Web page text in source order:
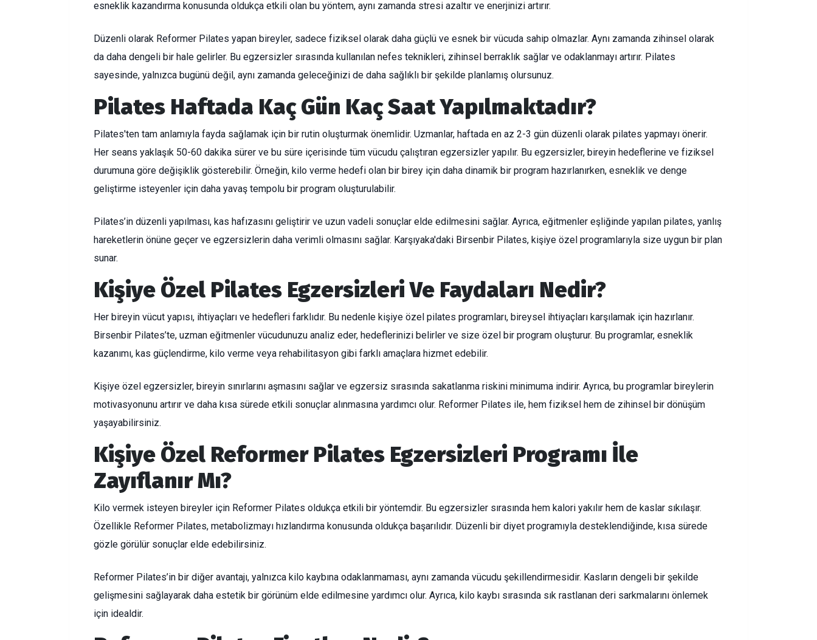
esneklik kazandırma konusunda oldukça etkili olan bu yöntem, aynı zamanda stresi azaltır ve enerjinizi artırır.
Düzenli olarak Reformer Pilates yapan bireyler, sadece fiziksel olarak daha güçlü ve esnek bir vücuda sahip olmazlar. Aynı zamanda zihinsel olarak
da daha dengeli bir hale gelirler. Bu egzersizler sırasında kullanılan nefes teknikleri, zihinsel berraklık sağlar ve odaklanmayı artırır. Pilates
sayesinde, yalnızca bugünü değil, aynı zamanda geleceğinizi de daha sağlıklı bir şekilde planlamış olursunuz.
Pilates Haftada Kaç Gün Kaç Saat Yapılmaktadır?
Pilates'ten tam anlamıyla fayda sağlamak için bir rutin oluşturmak önemlidir. Uzmanlar, haftada en az 2-3 gün düzenli olarak pilates yapmayı önerir.
Her seans yaklaşık 50-60 dakika sürer ve bu süre içerisinde tüm vücudu çalıştıran egzersizler yapılır. Bu egzersizler, bireyin hedeflerine ve fiziksel
durumuna göre değişiklik gösterebilir. Örneğin, kilo verme hedefi olan bir birey için daha dinamik bir program hazırlanırken, esneklik ve denge
geliştirme isteyenler için daha yavaş tempolu bir program oluşturulabilir.
Pilates’in düzenli yapılması, kas hafızasını geliştirir ve uzun vadeli sonuçlar elde edilmesini sağlar. Ayrıca, eğitmenler eşliğinde yapılan pilates, yanlış
hareketlerin önüne geçer ve egzersizlerin daha verimli olmasını sağlar. Karşıyaka'daki Birsenbir Pilates, kişiye özel programlarıyla size uygun bir plan
sunar.
Kişiye Özel Pilates Egzersizleri Ve Faydaları Nedir?
Her bireyin vücut yapısı, ihtiyaçları ve hedefleri farklıdır. Bu nedenle kişiye özel pilates programları, bireysel ihtiyaçları karşılamak için hazırlanır.
Birsenbir Pilates’te, uzman eğitmenler vücudunuzu analiz eder, hedeflerinizi belirler ve size özel bir program oluşturur. Bu programlar, esneklik
kazanımı, kas güçlendirme, kilo verme veya rehabilitasyon gibi farklı amaçlara hizmet edebilir.
Kişiye özel egzersizler, bireyin sınırlarını aşmasını sağlar ve egzersiz sırasında sakatlanma riskini minimuma indirir. Ayrıca, bu programlar bireylerin
motivasyonunu artırır ve daha kısa sürede etkili sonuçlar alınmasına yardımcı olur. Reformer Pilates ile, hem fiziksel hem de zihinsel bir dönüşüm
yaşayabilirsiniz.
Kişiye Özel Reformer Pilates Egzersizleri Programı İle
Zayıflanır Mı?
Kilo vermek isteyen bireyler için Reformer Pilates oldukça etkili bir yöntemdir. Bu egzersizler sırasında hem kalori yakılır hem de kaslar sıkılaşır.
Özellikle Reformer Pilates, metabolizmayı hızlandırma konusunda oldukça başarılıdır. Düzenli bir diyet programıyla desteklendiğinde, kısa sürede
gözle görülür sonuçlar elde edebilirsiniz.
Reformer Pilates’in bir diğer avantajı, yalnızca kilo kaybına odaklanmaması, aynı zamanda vücudu şekillendirmesidir. Kasların dengeli bir şekilde
gelişmesini sağlayarak daha estetik bir görünüm elde edilmesine yardımcı olur. Ayrıca, kilo kaybı sırasında sık rastlanan deri sarkmalarını önlemek
için idealdir.